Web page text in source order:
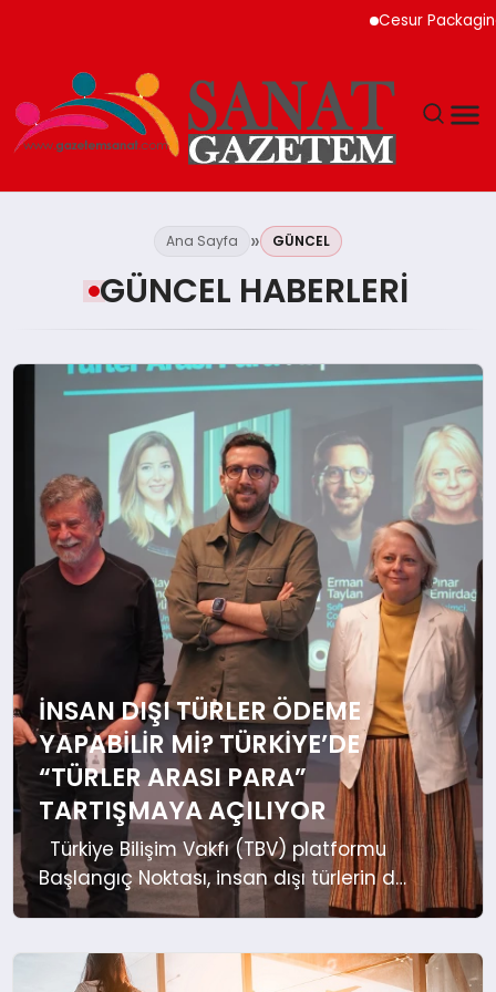
Cesur Packaging, Mısır’daki
TEKNOLOJI
SPOR
EKONOMI
SAĞLIK
Ana Sayfa GÜNCEL
GÜNCEL HABERLERI
İNSAN DIŞI TÜRLER ÖDEME
YAPABILIR MI? TÜRKIYE’DE
“TÜRLER ARASI PARA”
TARTIŞMAYA AÇILIYOR
Türkiye Bilişim Vakfı (TBV) platformu
Başlangıç Noktası, insan dışı türlerin de
ekonomik sistemin aktörü olabileceği
bir rapor yayımladı. Rapor; modelin